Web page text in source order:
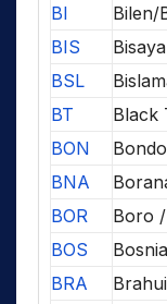
BI
Bilen/
BIS
Bisaya
BSL
BT
Black
BON
Bondo
BNA
BOR
Boro
BOS
BRA
Brahui